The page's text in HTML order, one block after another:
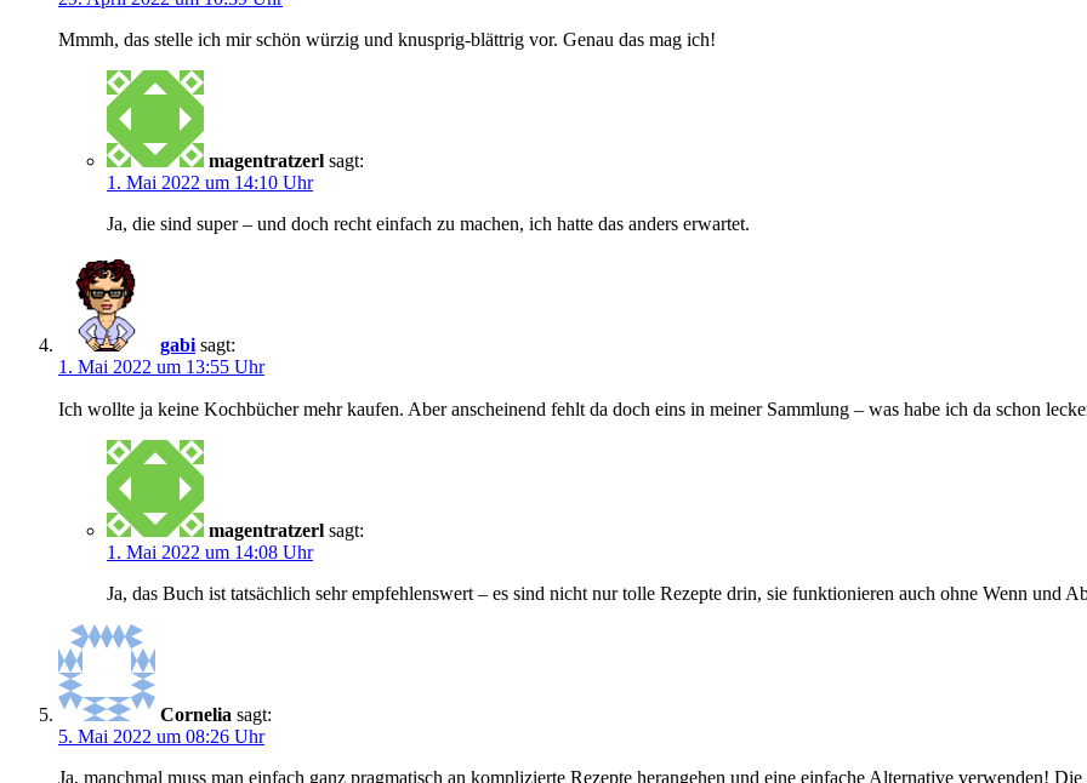
Mmmh, das stelle ich mir schön würzig und knusprig-blättrig vor. Genau das mag ich!
magentratzerl sagt:
1. Mai 2022 um 14:10 Uhr
Ja, die sind super – und doch recht einfach zu machen, ich hatte das anders erwartet.
gabi sagt:
1. Mai 2022 um 13:55 Uhr
Ich wollte ja keine Kochbücher mehr kaufen. Aber anscheinend fehlt da doch eins in meiner Sammlung – was habe ich da schon
magentratzerl sagt:
1. Mai 2022 um 14:08 Uhr
Ja, das Buch ist tatsächlich sehr empfehlenswert – es sind nicht nur tolle Rezepte drin, sie funktionieren auch ohne Wenn und
Cornelia sagt:
5. Mai 2022 um 08:26 Uhr
Ja, manchmal muss man einfach ganz pragmatisch an komplizierte Rezepte herangehen und eine einfache Alternative verwenden!